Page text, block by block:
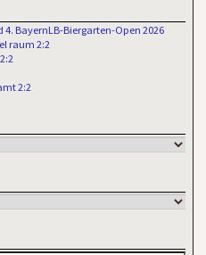
BayernLB-Biergarten-Open 2026
raum 2:2
2:2